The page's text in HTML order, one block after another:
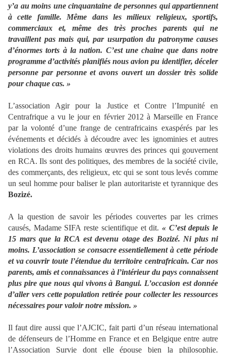
y’a au moins une cinquantaine de personnes qui appartiennent
à cette famille. Même dans les milieux religieux, sportifs,
commerciaux et, même des très proches parents qui ne
travaillent pas mais qui, par usurpation du patronyme causes
d’énormes torts à la nation. C’est une chaine que dans notre
programme d’activités planifiés nous avion pu identifier, déceler
personne par personne et avons ouvert un dossier très solide
pour chaque cas. »
L’association Agir pour la Justice et Contre l’Impunité en
Centrafrique a vu le jour en février 2012 à Marseille en France
par la volonté d’une frange de centrafricains exaspérés par les
événements et décidés à découdre avec les ignominies et autres
violations des droits humains œuvres des princes qui gouvernent
en RCA. Ils sont des politiques, des membres de la société civile,
des commerçants, des religieux, etc qui se sont tous levés comme
un seul homme pour baliser le plan autoritariste et tyrannique des
Bozizé.
A la question de savoir les périodes couvertes par les crimes
causés, Madame SIFA reste scientifique et dit. « C’est depuis le
15 mars que la RCA est devenu otage des Bozizé. Ni plus ni
moins. L’association se consacre essentiellement à cette période
et va couvrir toute l’étendue du territoire centrafricain. Car nos
parents, amis et connaissances à l’intérieur du pays connaissent
plus pire que nous qui vivons à Bangui. L’occasion est donnée
d’aller vers cette population retirée pour collecter les ressources
nécessaires pour valoir notre mission. »
Il faut dire aussi que l’AJCIC, fait parti d’un réseau international
de défenseurs de l’Homme en France et en Belgique entre autre
l’Association Survie dont elle épouse bien la philosophie.